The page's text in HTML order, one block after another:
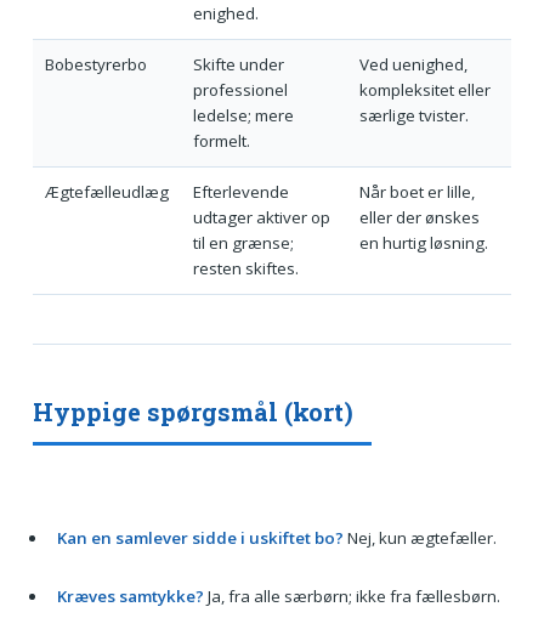
enighed.
Bobestyrerbo
Skifte under
professionel
ledelse; mere
formelt.
Ved uenighed,
kompleksitet eller
særlige tvister.
Ægtefælleudlæg
Efterlevende
udtager aktiver op
til en grænse;
resten skiftes.
Når boet er lille,
eller der ønskes
en hurtig løsning.
Hyppige spørgsmål (kort)
Kan en samlever sidde i uskiftet bo? Nej, kun ægtefæller.
Kræves samtykke? Ja, fra alle særbørn; ikke fra fællesbørn.